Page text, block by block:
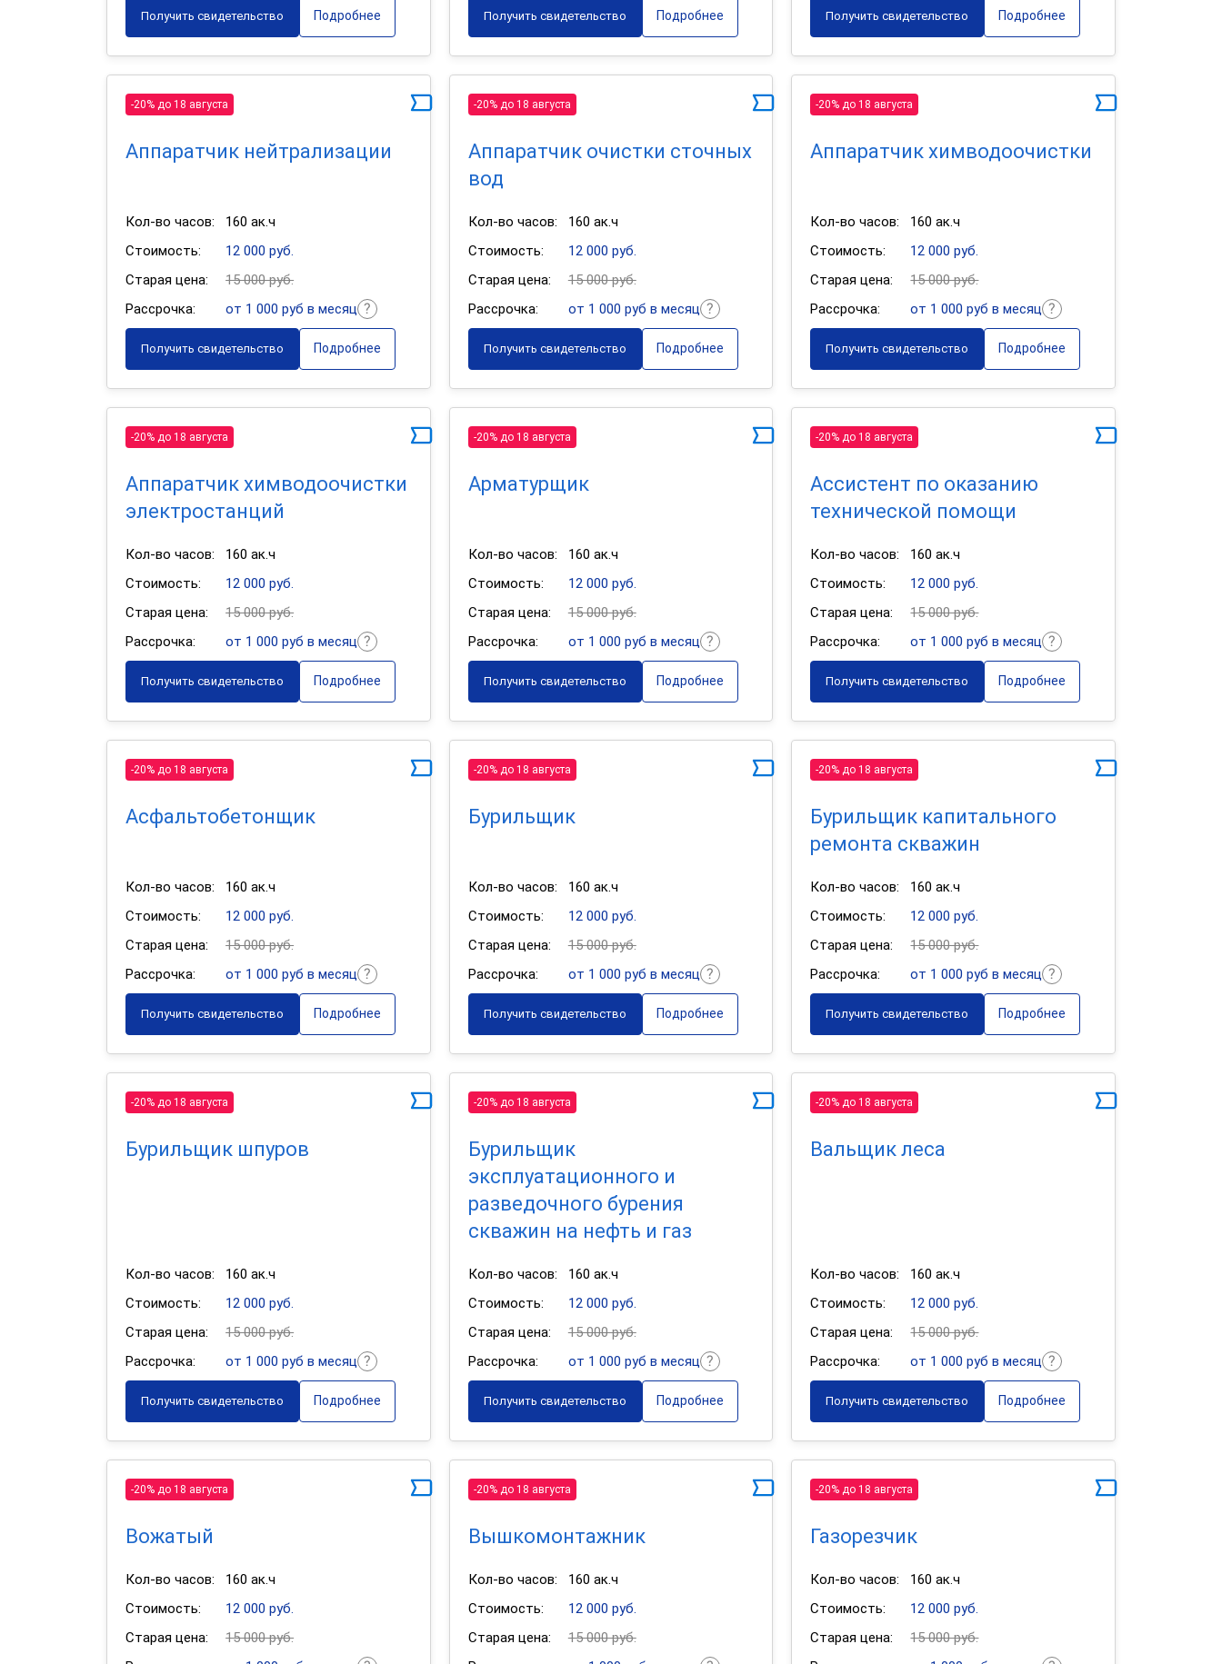
Получить свидетельство Подробнее Получить свидетельство Подробнее Получить свидетельство Подробнее
-20% до 18 августа
Аппаратчик нейтрализации
Кол-во часов:
160 ак.ч
Стоимость:
12 000 руб.
Старая цена:
15 000 руб.
Рассрочка:
от 1 000 руб в месяц
Получить свидетельство Подробнее
-20% до 18 августа
Аппаратчик очистки сточных
вод
Кол-во часов:
160 ак.ч
Стоимость:
12 000 руб.
Старая цена:
15 000 руб.
Рассрочка:
от 1 000 руб в месяц
Получить свидетельство Подробнее
-20% до 18 августа
Аппаратчик химводоочистки
Кол-во часов:
160 ак.ч
Стоимость:
12 000 руб.
Старая цена:
15 000 руб.
Рассрочка:
от 1 000 руб в месяц
Получить свидетельство Подробнее
-20% до 18 августа
Аппаратчик химводоочистки
электростанций
Кол-во часов:
160 ак.ч
Стоимость:
12 000 руб.
Старая цена:
15 000 руб.
Рассрочка:
от 1 000 руб в месяц
Получить свидетельство Подробнее
-20% до 18 августа
Арматурщик
Кол-во часов:
160 ак.ч
Стоимость:
12 000 руб.
Старая цена:
15 000 руб.
Рассрочка:
от 1 000 руб в месяц
Получить свидетельство Подробнее
-20% до 18 августа
Ассистент по оказанию
технической помощи
Кол-во часов:
160 ак.ч
Стоимость:
12 000 руб.
Старая цена:
15 000 руб.
Рассрочка:
от 1 000 руб в месяц
Получить свидетельство Подробнее
-20% до 18 августа
Асфальтобетонщик
Кол-во часов:
160 ак.ч
Стоимость:
12 000 руб.
Старая цена:
15 000 руб.
Рассрочка:
от 1 000 руб в месяц
Получить свидетельство Подробнее
-20% до 18 августа
Бурильщик
Кол-во часов:
160 ак.ч
Стоимость:
12 000 руб.
Старая цена:
15 000 руб.
Рассрочка:
от 1 000 руб в месяц
Получить свидетельство Подробнее
-20% до 18 августа
Бурильщик капитального
ремонта скважин
Кол-во часов:
160 ак.ч
Стоимость:
12 000 руб.
Старая цена:
15 000 руб.
Рассрочка:
от 1 000 руб в месяц
Получить свидетельство Подробнее
-20% до 18 августа
Бурильщик шпуров
Кол-во часов:
160 ак.ч
Стоимость:
12 000 руб.
Старая цена:
15 000 руб.
Рассрочка:
от 1 000 руб в месяц
Получить свидетельство Подробнее
-20% до 18 августа
Бурильщик
эксплуатационного и
разведочного бурения
скважин на нефть и газ
Кол-во часов:
160 ак.ч
Стоимость:
12 000 руб.
Старая цена:
15 000 руб.
Рассрочка:
от 1 000 руб в месяц
Получить свидетельство Подробнее
-20% до 18 августа
Вальщик леса
Кол-во часов:
160 ак.ч
Стоимость:
12 000 руб.
Старая цена:
15 000 руб.
Рассрочка:
от 1 000 руб в месяц
Получить свидетельство Подробнее
-20% до 18 августа
Вожатый
Кол-во часов:
160 ак.ч
Стоимость:
12 000 руб.
Старая цена:
15 000 руб.
-20% до 18 августа
Вышкомонтажник
Кол-во часов:
160 ак.ч
Стоимость:
12 000 руб.
Старая цена:
15 000 руб.
-20% до 18 августа
Газорезчик
Кол-во часов:
160 ак.ч
Стоимость:
12 000 руб.
Старая цена:
15 000 руб.